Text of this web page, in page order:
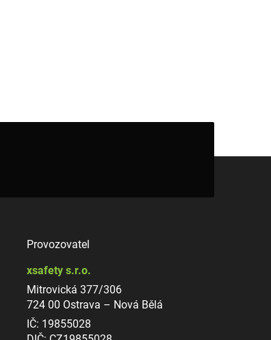
Provozovatel
xsafety s.r.o.
Mitrovická 377/306
724 00 Ostrava – Nová Bělá
IČ: 19855028